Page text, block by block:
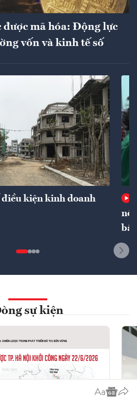
được mã hóa: Động lực
vốn và kinh tế số
điều kiện kinh doanh
sự kiện